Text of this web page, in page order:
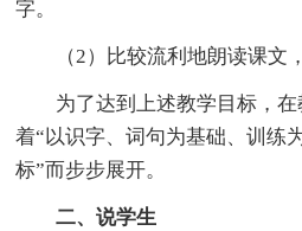
字。
（2）比较流利地朗读课文，
为了达到上述教学目标，在
着“以识字、词句为基础、训练
标”而步步展开。
二、说学生